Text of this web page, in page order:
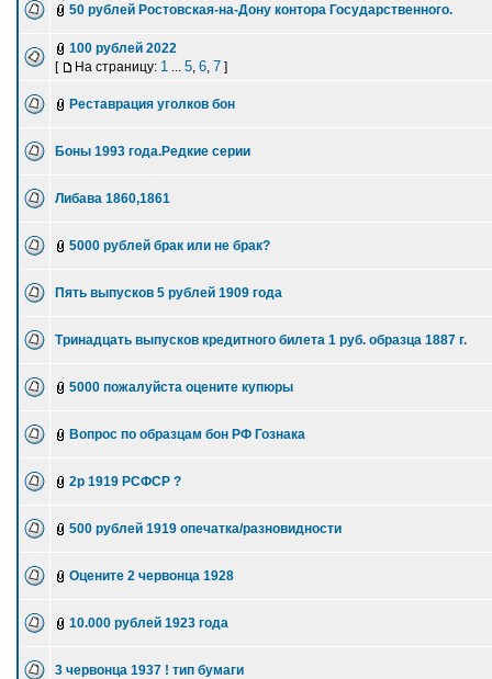
50 рублей Ростовская-на-Дону контора Государственного.
100 рублей 2022
[
На страницу: 1 5 6 7 ]
Реставрация уголков бон
Боны 1993 года.Редкие серии
Либава 1860,1861
5000 рублей брак или не брак?
Пять выпусков 5 рублей 1909 года
Тринадцать выпусков кредитного билета 1 руб. образца 1887 г.
5000 пожалуйста оцените купюры
Вопрос по образцам бон РФ Гознака
2р 1919 РСФСР ?
500 рублей 1919 опечатка/разновидности
Оцените 2 червонца 1928
10.000 рублей 1923 года
3 червонца 1937 ! тип бумаги